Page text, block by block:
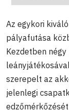
Az egykori
pályafutása
Kezdetben
szerepelt az
jelenlegi